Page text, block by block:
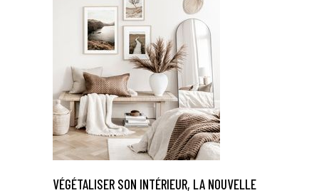
VÉGÉTALISER SON INTÉRIEUR, LA NOUVELLE